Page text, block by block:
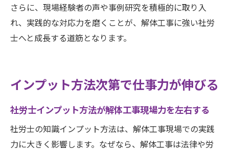
さらに、現場経験者の声や事例研究を積極的に取り入
れ、実践的な対応力を磨くことが、解体工事に強い社労
士へと成長する道筋となります。
インプット方法次第で仕事力が伸びる
社労士インプット方法が解体工事現場力を左右する
社労士の知識インプット方法は、解体工事現場での実践
力に大きく影響します。なぜなら、解体工事は法律や労